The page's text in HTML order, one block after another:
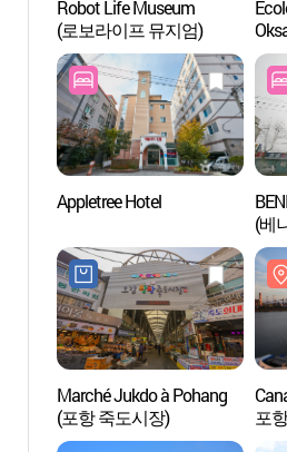
Robot Life Museum
(로보라이프 뮤지엄)
(
Appletree Hotel
(베
Marché Jukdo à Pohang
(포항 죽도시장)
포